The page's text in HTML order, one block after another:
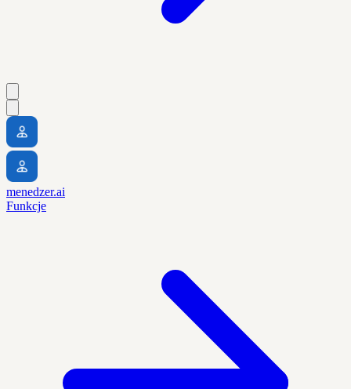
menedzer.ai
Funkcje